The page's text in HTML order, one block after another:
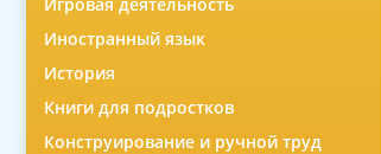
Иностранный язык
История
Книги для подростков
Конструирование и ручной труд